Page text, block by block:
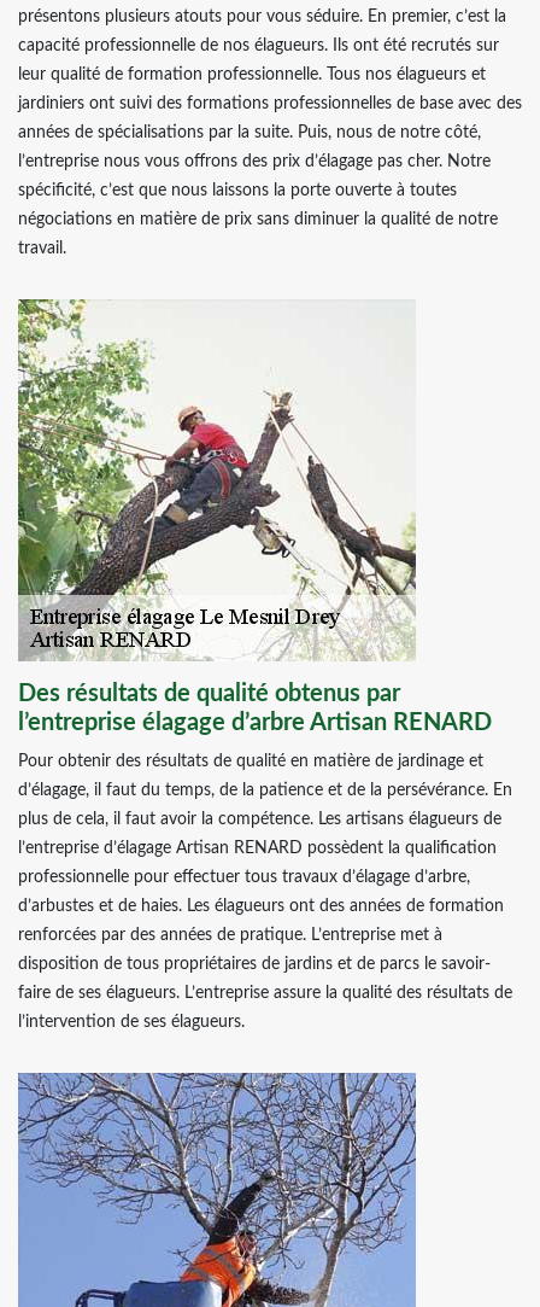
présentons plusieurs atouts pour vous séduire. En premier, c’est la
capacité professionnelle de nos élagueurs. Ils ont été recrutés sur
leur qualité de formation professionnelle. Tous nos élagueurs et
jardiniers ont suivi des formations professionnelles de base avec des
années de spécialisations par la suite. Puis, nous de notre côté,
l’entreprise nous vous offrons des prix d’élagage pas cher. Notre
spécificité, c’est que nous laissons la porte ouverte à toutes
négociations en matière de prix sans diminuer la qualité de notre
travail.
Des résultats de qualité obtenus par
l’entreprise élagage d’arbre Artisan RENARD
Pour obtenir des résultats de qualité en matière de jardinage et
d’élagage, il faut du temps, de la patience et de la persévérance. En
plus de cela, il faut avoir la compétence. Les artisans élagueurs de
l’entreprise d’élagage Artisan RENARD possèdent la qualification
professionnelle pour effectuer tous travaux d’élagage d’arbre,
d’arbustes et de haies. Les élagueurs ont des années de formation
renforcées par des années de pratique. L’entreprise met à
disposition de tous propriétaires de jardins et de parcs le savoir-
faire de ses élagueurs. L’entreprise assure la qualité des résultats de
l’intervention de ses élagueurs.